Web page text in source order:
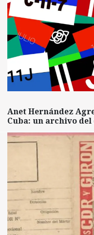
Anet Hernández
Cuba: un archivo